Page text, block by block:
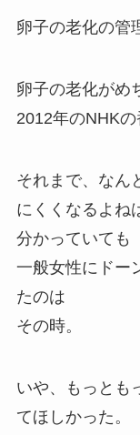
卵子の老化の管
卵子の老化がめ
2012年のNHKの
それまで、なん
にくくなるよね
分かっていても
一般女性にドー
たのは
その時。
いや、もっとも
てほしかった。